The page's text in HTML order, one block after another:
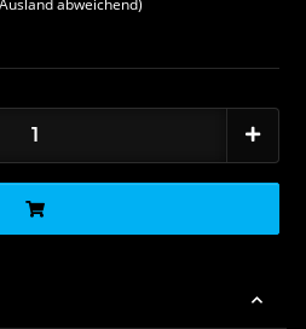
abweichend)